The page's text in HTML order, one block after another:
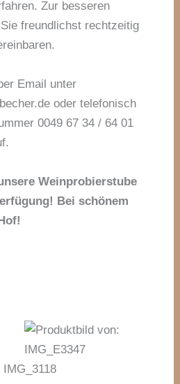
Zur besseren
freundlichst rechtzeitig
Email unter
oder telefonisch
0049 67 34 / 64 01
Weinprobierstube
Bei schönem